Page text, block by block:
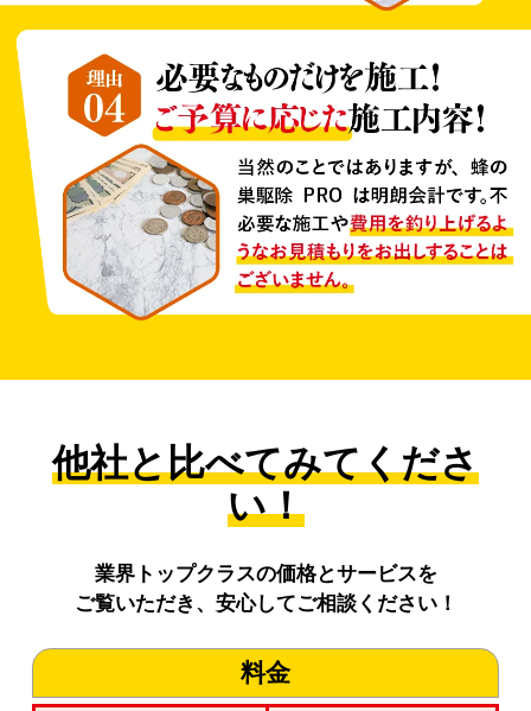
他社と比べてみてくださ
い！
業界トップクラスの価格とサービスを
ご覧いただき、安心してご相談ください！
料金